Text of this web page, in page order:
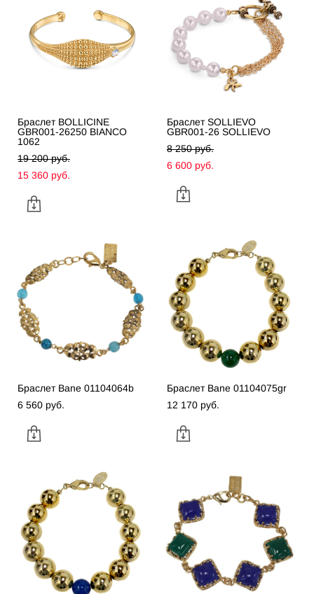
Браслет BOLLICINE
GBR001-26250 BIANCO
1062
19 200 pуб.
15 360 pуб.
Браслет SOLLIEVO
GBR001-26 SOLLIEVO
8 250 pуб.
6 600 pуб.
Браслет Bane 01104064b
6 560 pуб.
Браслет Bane 01104075gr
12 170 pуб.